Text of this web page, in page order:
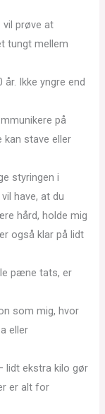
vil prøve at
tungt mellem
Ikke yngre end
på
kan stave eller
styringen i
have, at du
hård, holde mig
også klar på lidt
pæne tats, er
som mig, hvor
eller
ekstra kilo gør
er alt for